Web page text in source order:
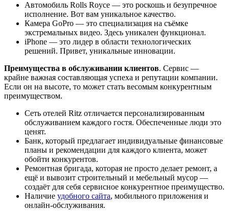
Автомобиль Rolls Royce — это роскошь и безупречное
исполнение. Вот вам уникальное качество.
Камера GoPro — это специализация на съёмке
экстремальных видео. Здесь уникален функционал.
iPhone — это лидер в области технологических
решений. Привет, уникальные инновации.
Преимущества в обслуживании клиентов. Сервис —
крайне важная составляющая успеха и репутации компании.
Если он на высоте, то может стать весомым конкурентным
преимуществом.
Сеть отелей Ritz отличается персонализированным
обслуживанием каждого гостя. Обеспеченные люди это
ценят.
Банк, который предлагает индивидуальные финансовые
планы и рекомендации для каждого клиента, может
обойти конкурентов.
Ремонтная бригада, которая не просто делает ремонт, а
ещё и вывозит строительный и мебельный мусор —
создаёт для себя сервисное конкурентное преимущество.
Наличие удобного сайта, мобильного приложения и
онлайн-обслуживания.